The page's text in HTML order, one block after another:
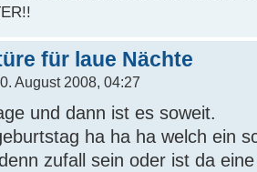
für laue Nächte
August 2008, 04:27
und dann ist es soweit.
ha ha ha welch ein
zufall sein oder ist da